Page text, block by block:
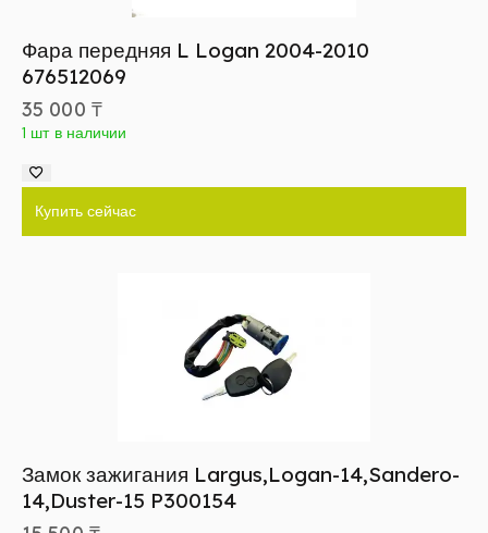
Фара передняя L Logan 2004-2010
676512069
35 000 ₸
1 шт в наличии
Купить сейчас
Замок зажигания Largus,Logan-14,Sandero-
14,Duster-15 P300154